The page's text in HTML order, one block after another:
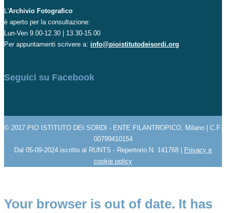
L'Archivio Fotografico
è aperto per la consultazione:
Lun-Ven 9.00-12.30 | 13.30-15.00
Per appuntamenti scrivere a: info@pioistitutodeisordi.org
Seguici su Facebook
© 2017 PIO ISTITUTO DEI SORDI - ENTE FILANTROPICO, Milano | C.F.
00799410154
Dal 05-09-2024 iscritto al RUNTS - Repertorio N. 141768 | Privacy e
cookie policy
Your browser is out of date. It has